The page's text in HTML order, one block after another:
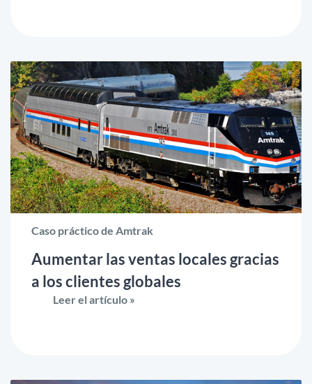
Caso práctico de Amtrak
Aumentar las ventas locales gracias
a los clientes globales
Leer el artículo »